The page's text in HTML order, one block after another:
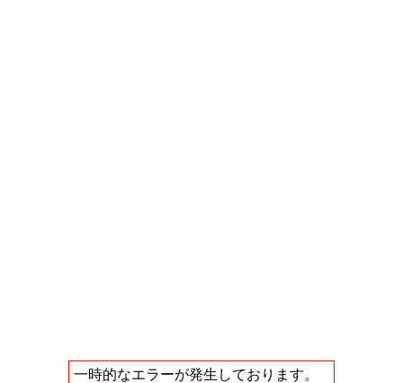
一時的なエラーが発生しております。